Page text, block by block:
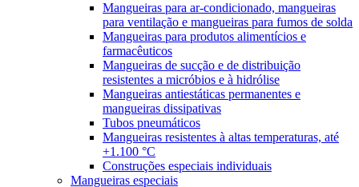
Mangueiras para ar-condicionado, mangueiras
para ventilação e mangueiras para fumos de solda
Mangueiras para produtos alimentícios e
farmacêuticos
Mangueiras de sucção e de distribuição
resistentes a micróbios e à hidrólise
Mangueiras antiestáticas permanentes e
mangueiras dissipativas
Tubos pneumáticos
Mangueiras resistentes à altas temperaturas, até
+1.100 °C
Construções especiais individuais
Mangueiras especiais